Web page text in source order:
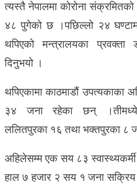
त्यस्तै नेपालमा कोरोना
४८ पुगेको छ ।पछिल्लो २४
थपिएको मन्त्रालयका प्रवक्ता
दिनुभयो ।
थपिएकामा काठमाडौं उपत्यकाका
३४ जना रहेका छन् ।तीमध्ये
ललितपुरका १६ तथा भक्तपुरका ८
अहिलेसम्म एक सय ८३
हाल ७ हजार २ सय १ जना